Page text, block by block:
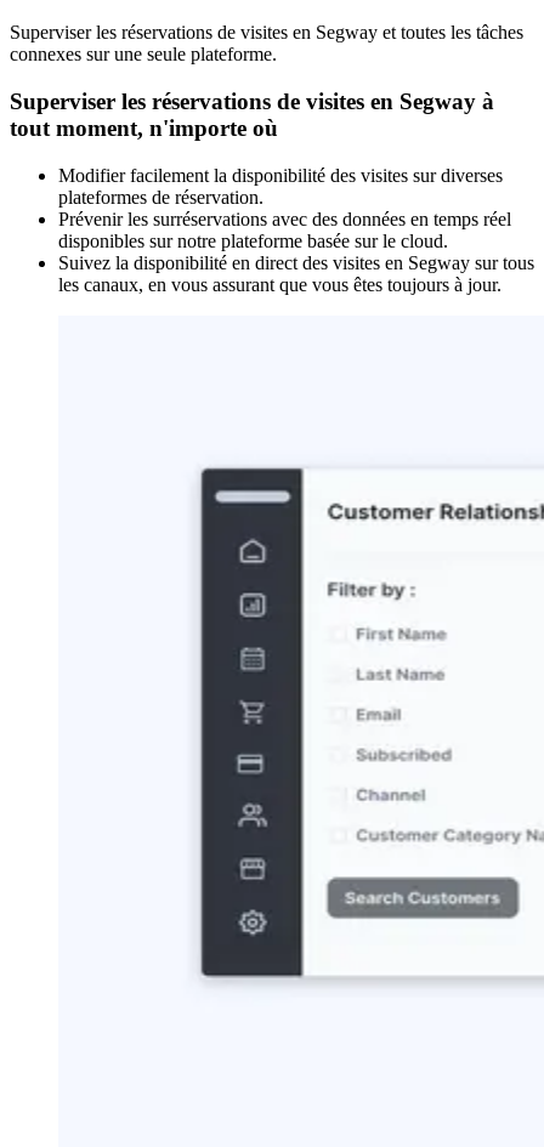
Superviser les réservations de visites en Segway et toutes les tâches
connexes sur une seule plateforme.
Superviser les réservations de visites en Segway à
tout moment, n'importe où
Modifier facilement la disponibilité des visites sur diverses
plateformes de réservation.
Prévenir les surréservations avec des données en temps réel
disponibles sur notre plateforme basée sur le cloud.
Suivez la disponibilité en direct des visites en Segway sur tous
les canaux, en vous assurant que vous êtes toujours à jour.